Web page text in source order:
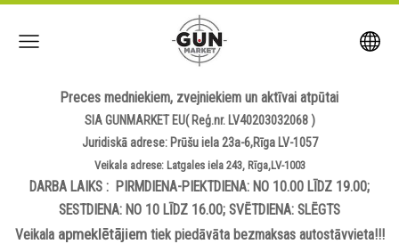
Preces medniekiem, zvejniekiem un aktīvai atpūtai
SIA GUNMARKET EU( Reģ.nr. LV40203032068 )
Juridiskā adrese: Prūšu iela 23a-6,Rīga LV-1057
Veikala adrese: Latgales iela 243, Rīga,LV-1003
DARBA LAIKS : PIRMDIENA-PIEKTDIENA: NO 10.00 LĪDZ 19.00;
SESTDIENA: NO 10 LĪDZ 16.00; SVĒTDIENA: SLĒGTS
Veikala apmeklētājiemtiek piedāvāta bezmaksas autostāvvieta!!!